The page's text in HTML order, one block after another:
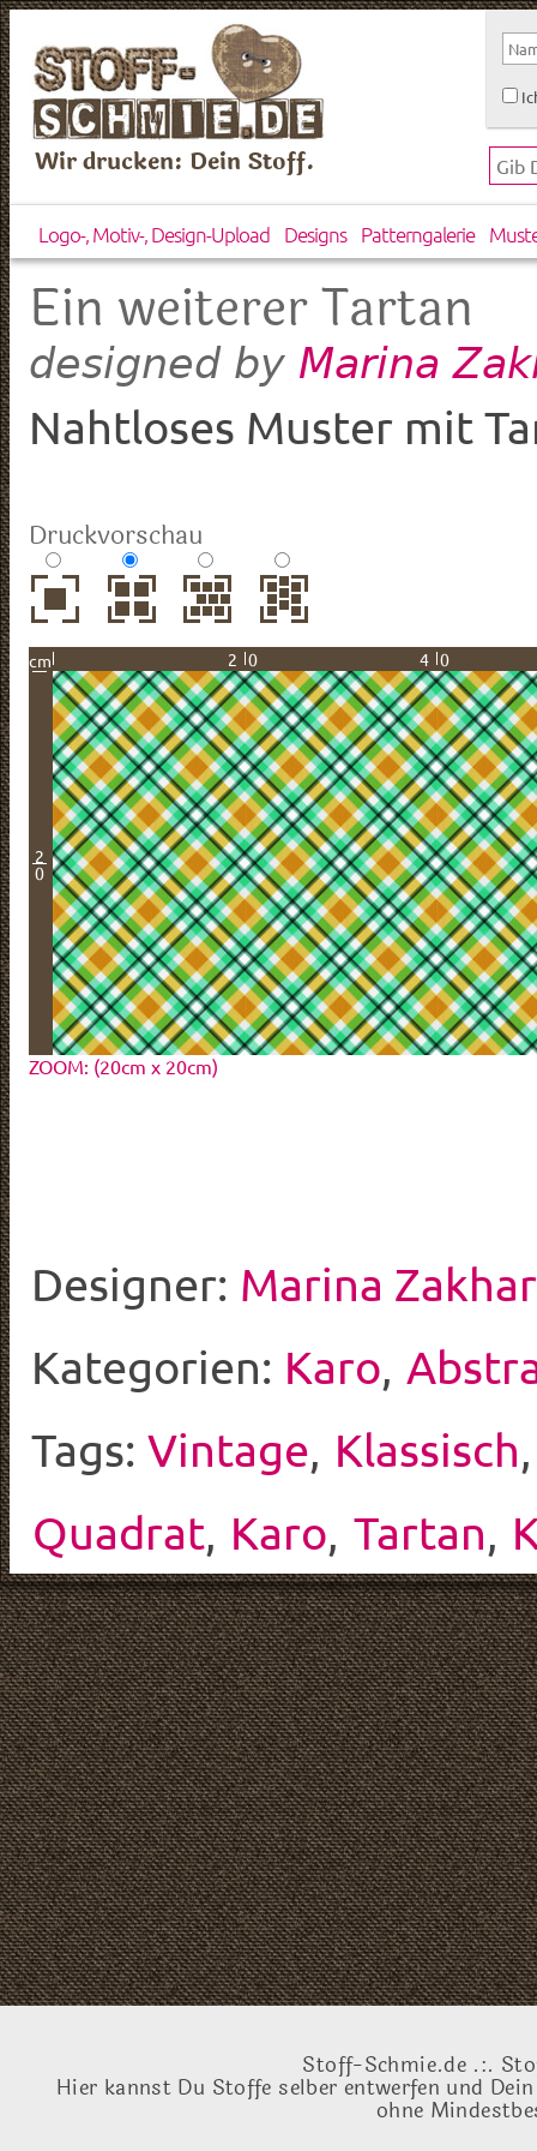
Wir drucken: Dein Stoff.
Logo-, Motiv-, Design-Upload Designs Patterngalerie
Ein weiterer Tartan
designed by Marina
Nahtloses Muster mit
Druckvorschau
cm 20 40
2
0
ZOOM: (20cm x 20cm)
Designer: Marina
Kategorien: Karo,
Tags: Vintage, Klassisch
Quadrat, Karo, Tartan,
Stoff-Schmie.de .:.
Hier kannst Du Stoffe selber entwerfen und
ohne